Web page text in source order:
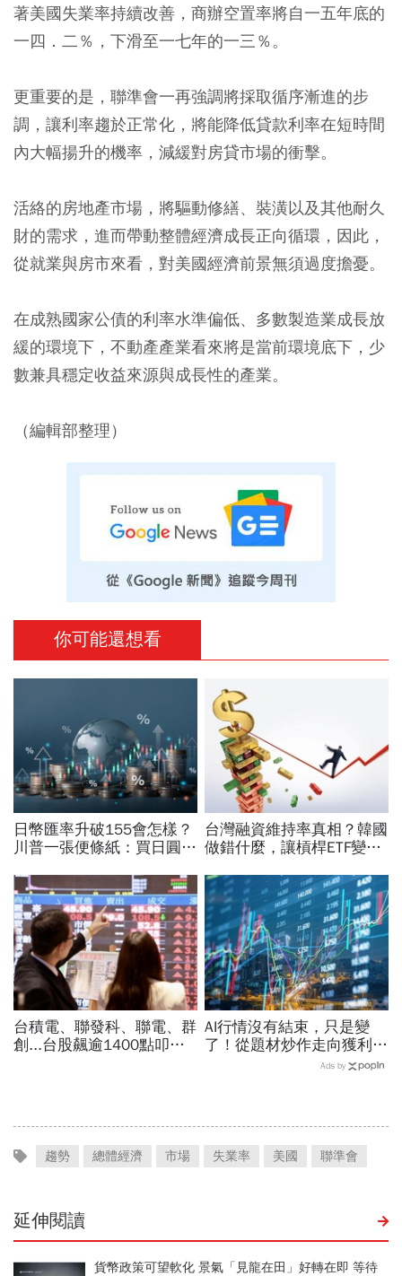
著美國失業率持續改善，商辦空置率將自一五年底的
一四．二％，下滑至一七年的一三％。
更重要的是，聯準會一再強調將採取循序漸進的步
調，讓利率趨於正常化，將能降低貸款利率在短時間
內大幅揚升的機率，減緩對房貸市場的衝擊。
活絡的房地產市場，將驅動修繕、裝潢以及其他耐久
財的需求，進而帶動整體經濟成長正向循環，因此，
從就業與房市來看，對美國經濟前景無須過度擔憂。
在成熟國家公債的利率水準偏低、多數製造業成長放
緩的環境下，不動產產業看來將是當前環境底下，少
數兼具穩定收益來源與成長性的產業。
（編輯部整理）
你可能還想看
日幣匯率升破155會怎樣？
川普一張便條紙：買日圓
平倉潮為何恐拖垮科技股｜
全球瞭望
台灣融資維持率真相？韓國
做錯什麼，讓槓桿ETF變風
解
台積電、聯發科、聯電、群
創...台股飆逾1400點叩關
AI行情沒有結束，只是變
了！從題材炒作走向獲利驗
證，防禦型配置成關鍵
Ads by
趨勢 總體經濟 市場 失業率 美國 聯準會
延伸閱讀
貨幣政策可望軟化 景氣「見龍在田」好轉在即 等待